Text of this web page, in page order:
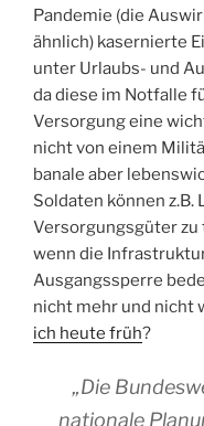
Pandemie (die
ähnlich) kasernierte
unter Urlaubs- und
da diese im Notfalle
Versorgung eine
nicht von einem
banale aber
Soldaten können z.B.
Versorgungsgüter
wenn die
Ausgangssperre
nicht mehr und nicht
ich heute früh?
„Die
nationale